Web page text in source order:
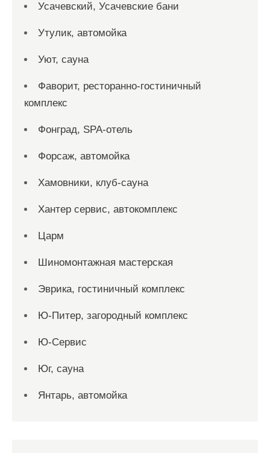
Усачевский, Усачевские бани
Утулик, автомойка
Уют, сауна
Фаворит, ресторанно-гостиничный
комплекс
Фонград, SPA-отель
Форсаж, автомойка
Хамовники, клуб-сауна
Хантер сервис, автокомплекс
Царм
Шиномонтажная мастерская
Эврика, гостиничный комплекс
Ю-Питер, загородный комплекс
Ю-Сервис
Юг, сауна
Янтарь, автомойка